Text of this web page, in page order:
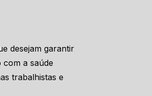
desejam garantir
a saúde
trabalhistas e